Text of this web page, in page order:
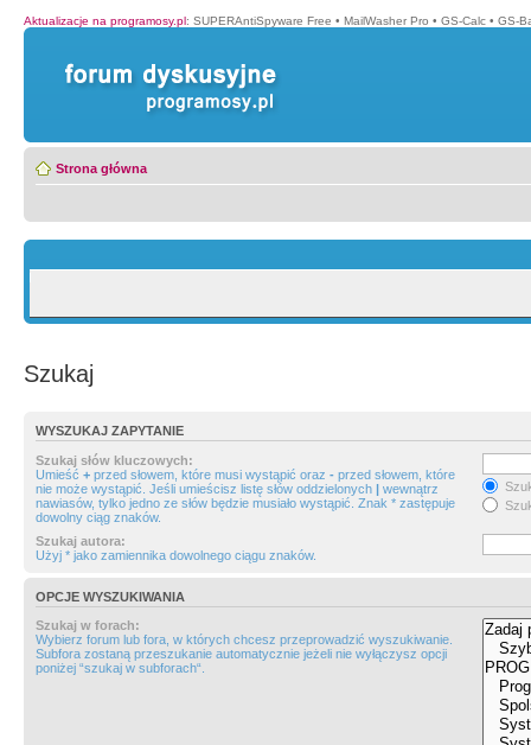
Aktualizacje na programosy.pl: SUPERAntiSpyware Free • MailWasher Pro • GS-Calc • GS-
Strona główna
Szukaj
WYSZUKAJ ZAPYTANIE
Szukaj słów kluczowych:
Umieść + przed słowem, które musi wystąpić oraz - przed słowem, które
nie może wystąpić. Jeśli umieścisz listę słów oddzielonych | wewnątrz
nawiasów, tylko jedno ze słów będzie musiało wystąpić. Znak * zastępuje
dowolny ciąg znaków.
Szukaj autora:
Użyj * jako zamiennika dowolnego ciągu znaków.
OPCJE WYSZUKIWANIA
Szukaj w forach:
Wybierz forum lub fora, w których chcesz przeprowadzić wyszukiwanie.
Subfora zostaną przeszukanie automatycznie jeżeli nie wyłączysz opcji
poniżej “szukaj w subforach“.